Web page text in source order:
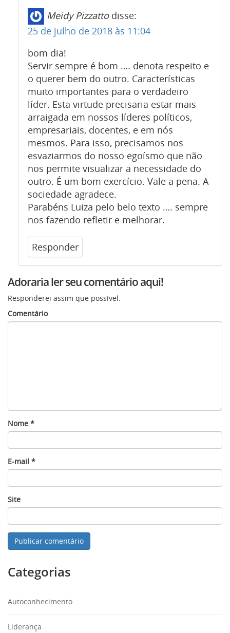
Meidy Pizzatto disse:
25 de julho de 2018 às 11:04
bom dia!
Servir sempre é bom …. denota respeito e
o querer bem do outro. Características
muito importantes para o verdadeiro
líder. Esta virtude precisaria estar mais
arraigada em nossos líderes políticos,
empresariais, docentes, e em nós
mesmos. Para isso, precisamos nos
esvaziarmos do nosso egoísmo que não
nos permite visualizar a necessidade do
outro. É um bom exercício. Vale a pena. A
sociedade agradece.
Parabéns Luiza pelo belo texto …. sempre
nos fazendo refletir e melhorar.
Responder
Adoraria ler seu comentário aqui!
Responderei assim que possível.
Comentário
Nome *
E-mail *
Site
Categorias
Autoconhecimento
Liderança